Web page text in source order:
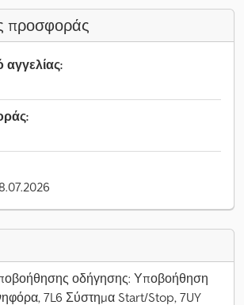
προσφοράς
αγγελίας:
οδήγησης: Υποβοήθηση
7L6 Σύστημα Start/Stop, 7UY